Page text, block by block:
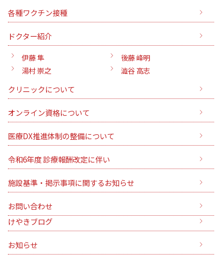
各種ワクチン接種
ドクター紹介
伊藤 隼
後藤 峰明
湯村 崇之
澁谷 高志
クリニックについて
オンライン資格について
医療DX推進体制の整備について
令和6年度 診療報酬改定に伴い
施設基準・掲示事項に関するお知らせ
お問い合わせ
けやきブログ
お知らせ